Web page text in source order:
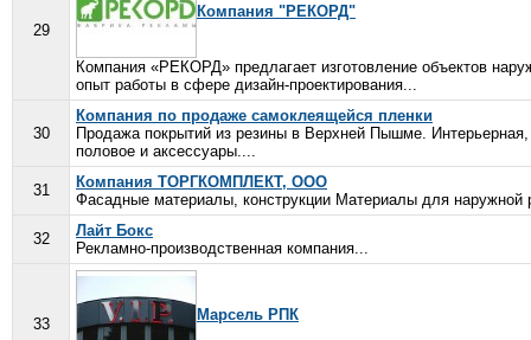
29
Компания "РЕКОРД"
Компания «РЕКОРД» предлагает изготовление объектов
опыт работы в сфере дизайн-проектирования...
30
Компания по продаже самоклеящейся пленки
Продажа покрытий из резины в Верхней Пышме.
половое и аксессуары....
31
Компания ТОРГКОМПЛЕКТ, ООО
Фасадные материалы, конструкции Материалы для
32
Лайт Бокс
Рекламно-производственная компания...
33
Марсель РПК